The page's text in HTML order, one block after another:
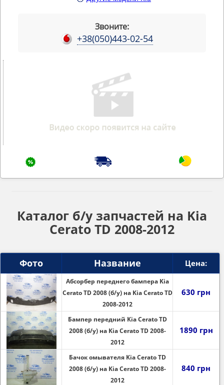
Звоните:
+38(050)443-02-54
Каталог б/у запчастей на Kia
Cerato TD 2008-2012
Фото Название Цена:
Абсорбер переднего бампера Kia
Cerato TD 2008 (б/у) на Kia Cerato TD
2008-2012
630 грн
Бампер передний Kia Cerato TD
2008 (б/у) на Kia Cerato TD 2008-
2012
1890 грн
Бачок омывателя Kia Cerato TD
2008 (б/у) на Kia Cerato TD 2008-
2012
840 грн